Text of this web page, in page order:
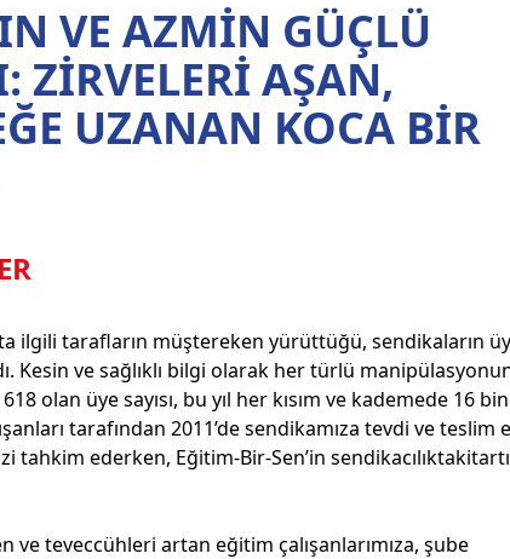
VE AZMİN GÜÇLÜ
ZİRVELERİ AŞAN,
UZANAN KOCA BİR
ilgili tarafların müştereken yürüttüğü, sendikaların
Kesin ve sağlıklı bilgi olarak her türlü
olan üye sayısı, bu yıl her kısım ve kademede 16
tarafından 2011’de sendikamıza tevdi ve teslim
ederken, Eğitim-Bir-Sen’in
ve teveccühleri artan eğitim çalışanlarımıza, şube